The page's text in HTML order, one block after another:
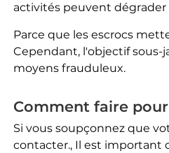
activités peuvent
Parce que les escrocs
Cependant, l'objectif sous-
moyens frauduleux.
Comment faire
Si vous soupçonnez que
contacter., Il est important